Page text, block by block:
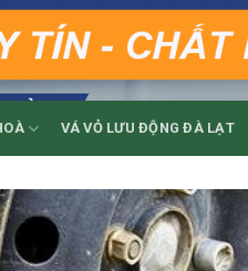
VÁ VỎ LƯU ĐỘNG ĐÀ LẠT